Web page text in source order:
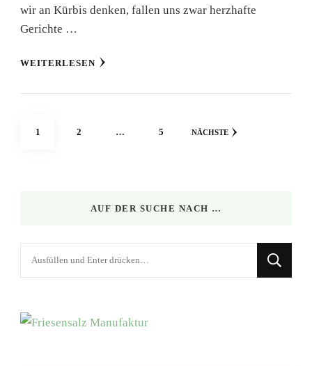
wir an Kürbis denken, fallen uns zwar herzhafte
Gerichte …
WEITERLESEN
Seitennummerierung
SEITE
1 SEITE
2 … SEITE
5 NÄCHSTE
AUF DER SUCHE NACH …
etwas?